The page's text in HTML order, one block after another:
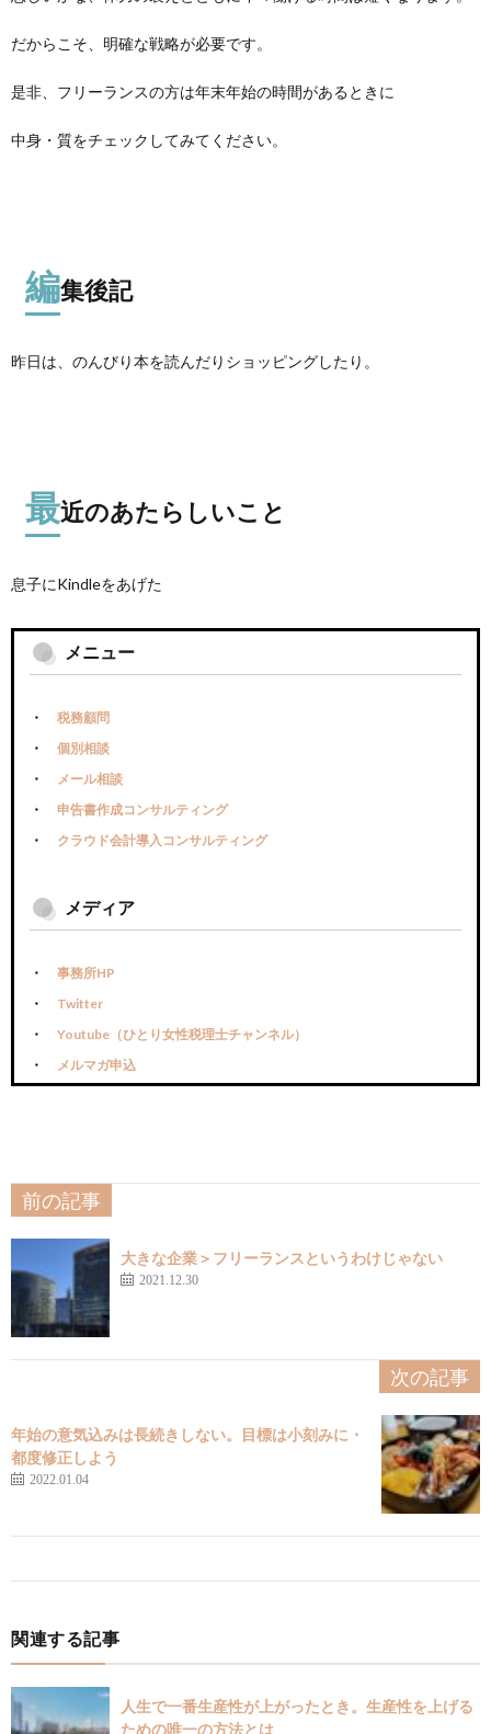
だからこそ、明確な戦略が必要です。
是非、フリーランスの方は年末年始の時間があるときに
中身・質をチェックしてみてください。
編集後記
昨日は、のんびり本を読んだりショッピングしたり。
最近のあたらしいこと
息子にKindleをあげた
メニュー
税務顧問
個別相談
メール相談
申告書作成コンサルティング
クラウド会計導入コンサルティング
メディア
事務所HP
Twitter
Youtube（ひとり女性税理士チャンネル）
メルマガ申込
前の記事
大きな企業＞フリーランスというわけじゃない
2021.12.30
次の記事
年始の意気込みは長続きしない。目標は小刻みに・
都度修正しよう
2022.01.04
関連する記事
人生で一番生産性が上がったとき。生産性を上げる
ための唯一の方法とは